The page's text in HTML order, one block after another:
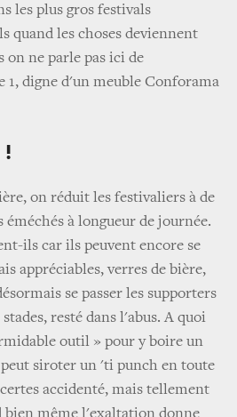
les plus gros festivals
quand les choses deviennent
on ne parle pas ici de
digne d'un meuble Conforama
!
on réduit les festivaliers à de
à longueur de journée.
ils car ils peuvent encore se
appréciables, verres de bière,
se passer les supporters
resté dans l'abus. A quoi
outil » pour y boire un
siroter un 'ti punch en toute
accidenté, mais tellement